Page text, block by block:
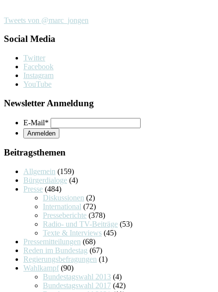
Tweets von @marc_jongen
Social Media
Twitter
Facebook
Instagram
YouTube
Newsletter Anmeldung
E-Mail*
Beitragsthemen
Allgemein (159)
Bürgerdialoge (4)
Presse (484)
Diskussionen (2)
International (72)
Presseberichte (378)
Radio- und TV-Beiträge (53)
Texte & Interviews (45)
Pressemitteilungen (68)
Reden im Bundestag (67)
Regierungsbefragungen (1)
Wahlkampf (90)
Bundestagswahl 2013 (4)
Bundestagswahl 2017 (42)